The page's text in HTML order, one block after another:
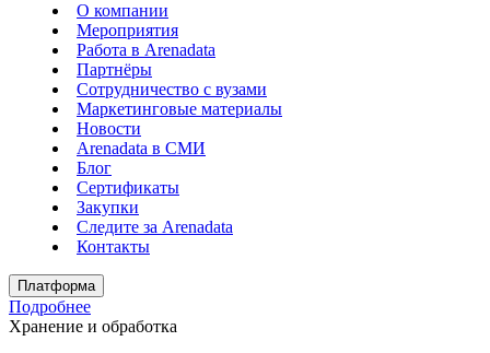
О компании
Мероприятия
Работа в Arenadata
Партнёры
Сотрудничество с вузами
Маркетинговые материалы
Новости
Arenadata в СМИ
Блог
Сертификаты
Закупки
Следите за Аrenadata
Контакты
Платформа
Подробнее
Хранение и обработка